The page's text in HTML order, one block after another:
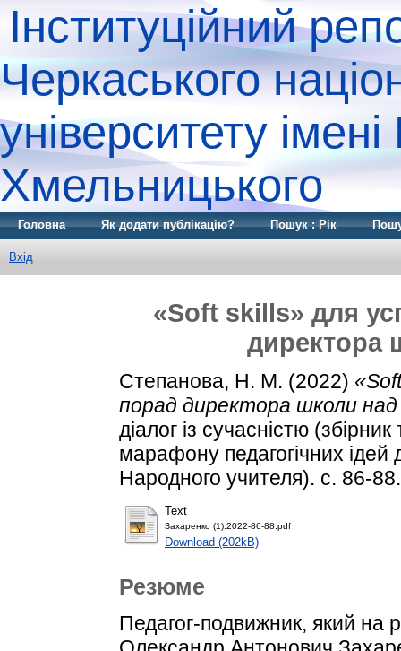
Інституційний
Черкаського
університету
Хмельницького
Головна Як додати публікацію? Пошук : Рік
Вхід
«Soft skills» для
директора
Степанова, Н. М. (2022)
порад директора школи
діалог із сучасністю
марафону педагогічних
Народного учителя). с. 86-88.
Text
Захаренко (1).2022-86-88.pdf
Download (202kB)
Резюме
Педагог-подвижник, який на